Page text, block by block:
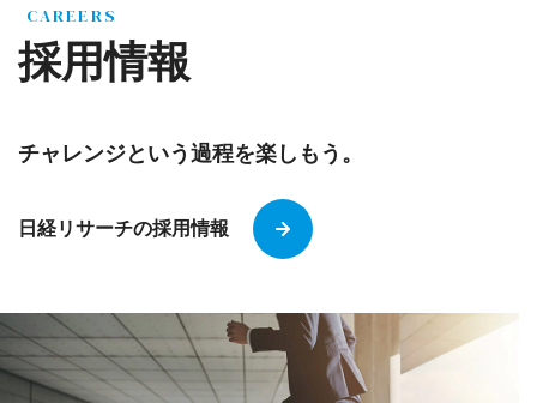
CAREERS
採用情報
チャレンジという過程を楽しもう。
日経リサーチの採用情報